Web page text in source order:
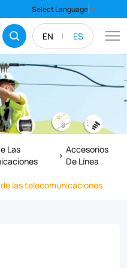
EN ES
Select Language ▼
Las
Accesorios
De Línea
las telecomunicaciones